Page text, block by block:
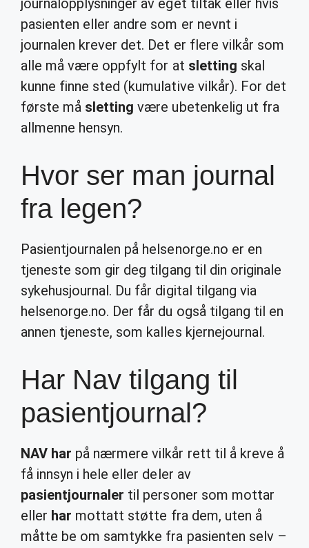
journalopplysninger av eget tiltak eller hvis
pasienten eller andre som er nevnt i
journalen krever det. Det er flere vilkår som
alle må være oppfylt for at sletting skal
kunne finne sted (kumulative vilkår). For det
første må sletting være ubetenkelig ut fra
allmenne hensyn.
Hvor ser man journal
fra legen?
Pasientjournalen på helsenorge.no er en
tjeneste som gir deg tilgang til din originale
sykehusjournal. Du får digital tilgang via
helsenorge.no. Der får du også tilgang til en
annen tjeneste, som kalles kjernejournal.
Har Nav tilgang til
pasientjournal?
NAV har på nærmere vilkår rett til å kreve å
få innsyn i hele eller deler av
pasientjournaler til personer som mottar
eller har mottatt støtte fra dem, uten å
måtte be om samtykke fra pasienten selv –